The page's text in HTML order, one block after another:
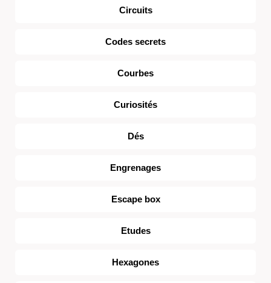
Circuits
Codes secrets
Courbes
Curiosités
Dés
Engrenages
Escape box
Etudes
Hexagones